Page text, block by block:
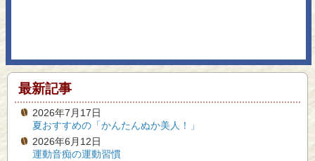
最新記事
2026年7月17日
夏おすすめの「かんたんぬか美人！」
2026年6月12日
運動音痴の運動習慣